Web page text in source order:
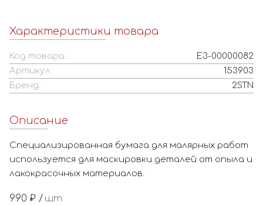
Характеристики товара
Код товара:
Е3-00000082
Артикул:
153903
Бренд:
2STN
Описание
Специализированная бумага для малярных работ
используется для маскировки деталей от опыла и
лакокрасочных материалов.
990 ₽ / шт